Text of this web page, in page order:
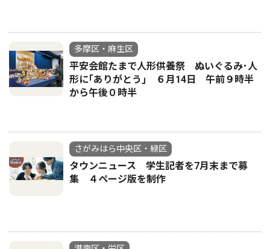
多摩区・麻生区
平安会館たまで人形供養祭 ぬいぐるみ･人
形に｢ありがとう｣ ６月14日 午前９時半
から午後０時半
さがみはら中央区・緑区
タウンニュース 学生記者を7月末まで募
集 ４ページ版を制作